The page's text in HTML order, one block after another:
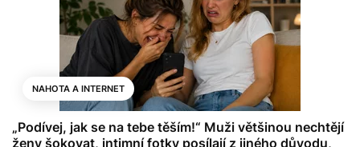
NAHOTA A INTERNET
„Podívej, jak se na tebe těším!“ Muži většinou nechtějí
ženy šokovat, intimní fotky posílají z jiného důvodu,